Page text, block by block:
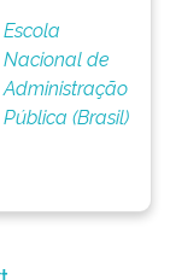
Escola
Nacional de
Administração
Pública (Brasil)